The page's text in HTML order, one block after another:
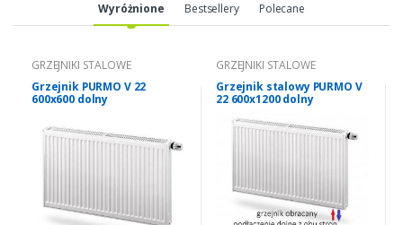
Wyróżnione Bestsellery Polecane
GRZEJNIKI STALOWE
Grzejnik PURMO V 22
600x600 dolny
GRZEJNIKI STALOWE
Grzejnik stalowy PURMO V
22 600x1200 dolny